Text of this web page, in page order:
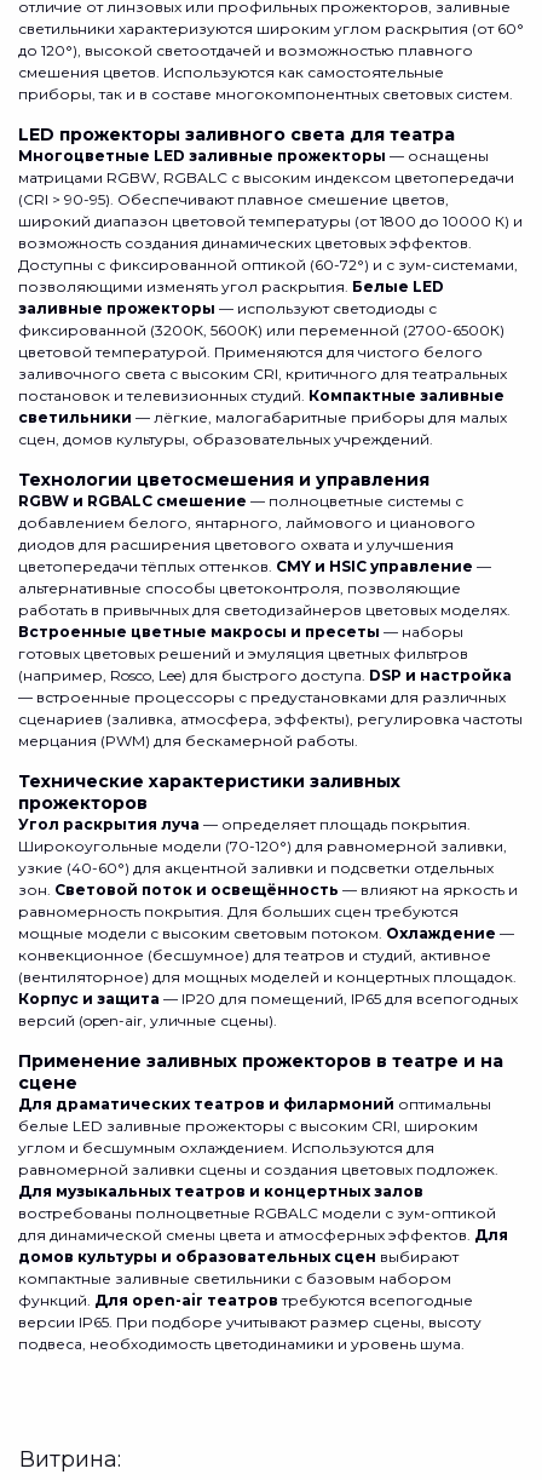
отличие от линзовых или профильных прожекторов, заливные
светильники характеризуются широким углом раскрытия (от 60°
до 120°), высокой светоотдачей и возможностью плавного
смешения цветов. Используются как самостоятельные
приборы, так и в составе многокомпонентных световых систем.
LED прожекторы заливного света для театра
Многоцветные LED заливные прожекторы — оснащены
матрицами RGBW, RGBALC с высоким индексом цветопередачи
(CRI > 90-95). Обеспечивают плавное смешение цветов,
широкий диапазон цветовой температуры (от 1800 до 10000 К) и
возможность создания динамических цветовых эффектов.
Доступны с фиксированной оптикой (60-72°) и с зум-системами,
позволяющими изменять угол раскрытия. Белые LED
заливные прожекторы — используют светодиоды с
фиксированной (3200К, 5600К) или переменной (2700-6500К)
цветовой температурой. Применяются для чистого белого
заливочного света с высоким CRI, критичного для театральных
постановок и телевизионных студий. Компактные заливные
светильники — лёгкие, малогабаритные приборы для малых
сцен, домов культуры, образовательных учреждений.
Технологии цветосмешения и управления
RGBW и RGBALC смешение — полноцветные системы с
добавлением белого, янтарного, лаймового и цианового
диодов для расширения цветового охвата и улучшения
цветопередачи тёплых оттенков. CMY и HSIC управление —
альтернативные способы цветоконтроля, позволяющие
работать в привычных для светодизайнеров цветовых моделях.
Встроенные цветные макросы и пресеты — наборы
готовых цветовых решений и эмуляция цветных фильтров
(например, Rosco, Lee) для быстрого доступа. DSP и настройка
— встроенные процессоры с предустановками для различных
сценариев (заливка, атмосфера, эффекты), регулировка частоты
мерцания (PWM) для бескамерной работы.
Технические характеристики заливных
прожекторов
Угол раскрытия луча — определяет площадь покрытия.
Широкоугольные модели (70-120°) для равномерной заливки,
узкие (40-60°) для акцентной заливки и подсветки отдельных
зон. Световой поток и освещённость — влияют на яркость и
равномерность покрытия. Для больших сцен требуются
мощные модели с высоким световым потоком. Охлаждение —
конвекционное (бесшумное) для театров и студий, активное
(вентиляторное) для мощных моделей и концертных площадок.
Корпус и защита — IP20 для помещений, IP65 для всепогодных
версий (open-air, уличные сцены).
Применение заливных прожекторов в театре и на
сцене
Для драматических театров и филармоний оптимальны
белые LED заливные прожекторы с высоким CRI, широким
углом и бесшумным охлаждением. Используются для
равномерной заливки сцены и создания цветовых подложек.
Для музыкальных театров и концертных залов
востребованы полноцветные RGBALC модели с зум-оптикой
для динамической смены цвета и атмосферных эффектов. Для
домов культуры и образовательных сцен выбирают
компактные заливные светильники с базовым набором
функций. Для open-air театров требуются всепогодные
версии IP65. При подборе учитывают размер сцены, высоту
подвеса, необходимость цветодинамики и уровень шума.
Витрина: